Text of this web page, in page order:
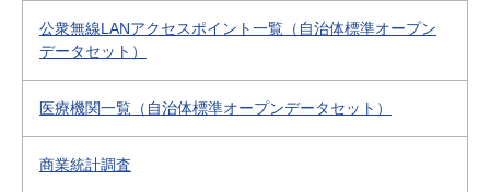
公衆無線LANアクセスポイント一覧（自治体標準オープン
データセット）
医療機関一覧（自治体標準オープンデータセット）
商業統計調査